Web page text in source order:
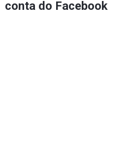
conta do Facebook